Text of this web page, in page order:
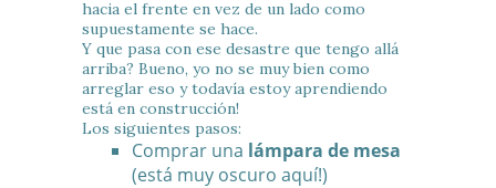
hacia el frente en vez de un lado como
supuestamente se hace.
Y que pasa con ese desastre que tengo allá
arriba? Bueno, yo no se muy bien como
arreglar eso y todavía estoy aprendiendo
está en construcción!
Los siguientes pasos:
Comprar una lámpara de mesa
(está muy oscuro aquí!)